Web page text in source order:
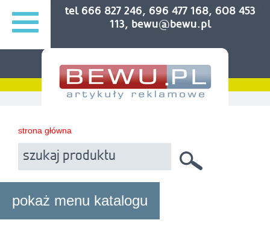
tel 666 827 246, 696 477 168, 608 453
113, bewu@bewu.pl
strona główna
pokaż menu katalogu